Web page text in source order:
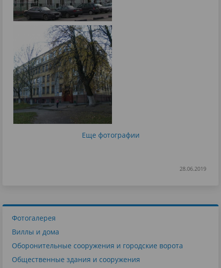
Еще фотографии
28.06.2019
Фотогалерея
Виллы и дома
Оборонительные сооружения и городские ворота
Общественные здания и сооружения